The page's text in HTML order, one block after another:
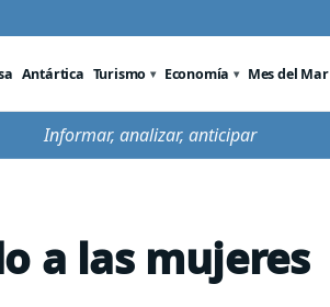
Antártica Turismo Economía Mes del Mar
Informar, analizar, anticipar
a las mujeres